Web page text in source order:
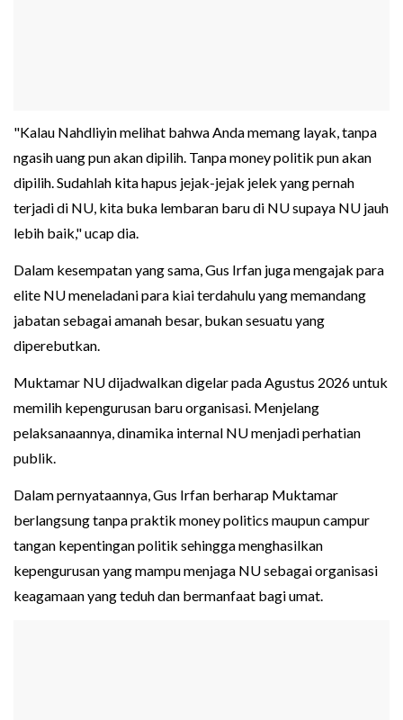
"Kalau Nahdliyin melihat bahwa Anda memang layak, tanpa
ngasih uang pun akan dipilih. Tanpa money politik pun akan
dipilih. Sudahlah kita hapus jejak-jejak jelek yang pernah
terjadi di NU, kita buka lembaran baru di NU supaya NU jauh
lebih baik," ucap dia.
Dalam kesempatan yang sama, Gus Irfan juga mengajak para
elite NU meneladani para kiai terdahulu yang memandang
jabatan sebagai amanah besar, bukan sesuatu yang
diperebutkan.
Muktamar NU dijadwalkan digelar pada Agustus 2026 untuk
memilih kepengurusan baru organisasi. Menjelang
pelaksanaannya, dinamika internal NU menjadi perhatian
publik.
Dalam pernyataannya, Gus Irfan berharap Muktamar
berlangsung tanpa praktik money politics maupun campur
tangan kepentingan politik sehingga menghasilkan
kepengurusan yang mampu menjaga NU sebagai organisasi
keagamaan yang teduh dan bermanfaat bagi umat.